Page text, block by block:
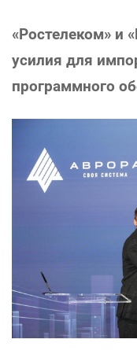
«Ростелеком» и
усилия для
программного